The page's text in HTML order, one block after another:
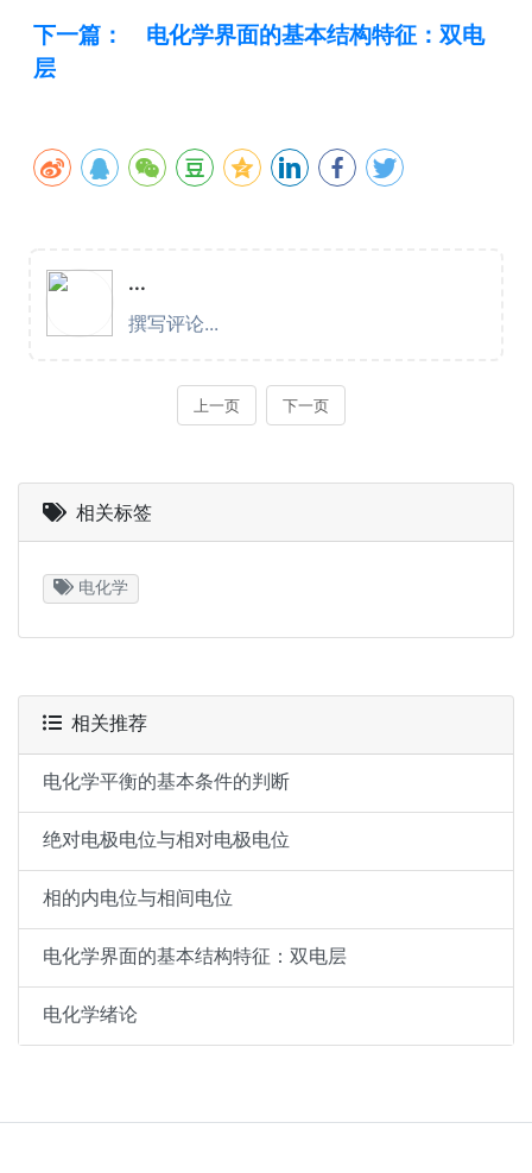
下一篇：
电化学界面的基本结构特征：双电
层
相关标签
电化学
相关推荐
电化学平衡的基本条件的判断
绝对电极电位与相对电极电位
相的内电位与相间电位
电化学界面的基本结构特征：双电层
电化学绪论